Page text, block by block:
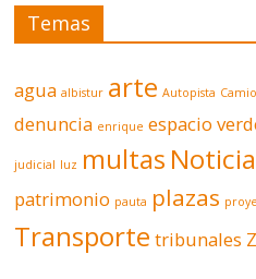
Temas
agua albistur arte Autopista
denuncia enrique espacio
judicial luz multas
patrimonio pauta plazas
Transporte tribunales